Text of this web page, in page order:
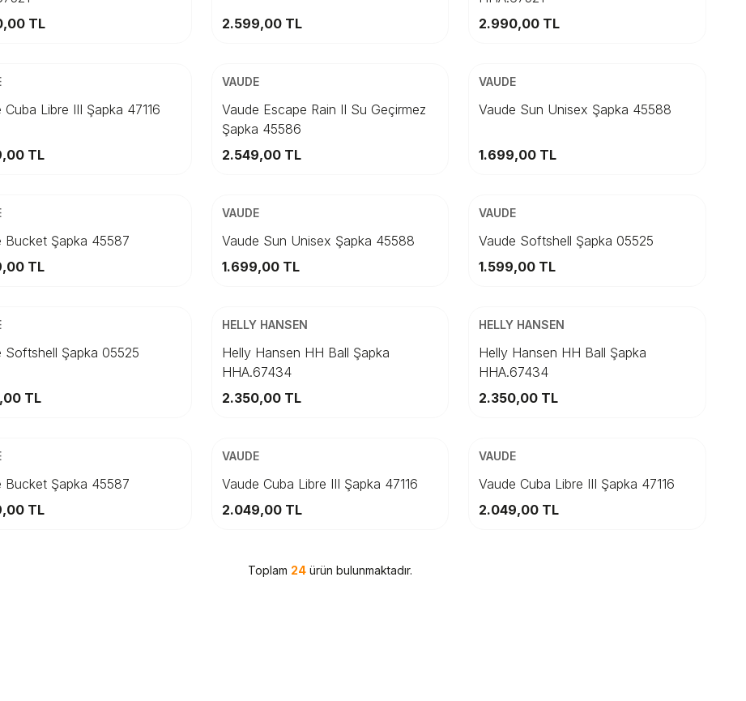
TL 2.599,00TL
2.990,00 TL
L M
Cuba Libre III Şapka 47116
TL
Beden
L
VAUDE
Vaude Escape Rain II Su Geçirmez
Şapka 45586
2.549,00TL
Beden
STD
VAUDE
Vaude Sun Unisex Şapka 45588
1.699,00 TL
53 59
Sepete Ekle
Bucket Şapka 45587
TL
Beden
STD
Sepete Ekle
VAUDE
Vaude Sun Unisex Şapka 45588
1.699,00TL
Beden
L
Sepete Ekle
VAUDE
Vaude Softshell Şapka 05525
1.599,00 TL
L
Softshell Şapka 05525
TL
Beden
HELLY HANSEN
Helly Hansen HH Ball Şapka
HHA.67434
2.350,00TL
Beden
HELLY HANSEN
Helly Hansen HH Ball Şapka
HHA.67434
2.350,00 TL
53 59
Sepete Ekle
Bucket Şapka 45587
TL
Beden
L M
Sepete Ekle
VAUDE
Vaude Cuba Libre III Şapka 47116
2.049,00TL
Beden
L M
Sepete Ekle
VAUDE
Vaude Cuba Libre III Şapka 47116
2.049,00 TL
Toplam 24 ürün bulunmaktadır.